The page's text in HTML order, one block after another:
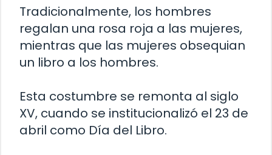
Tradicionalmente, los hombres
regalan una rosa roja a las mujeres,
mientras que las mujeres obsequian
un libro a los hombres.
Esta costumbre se remonta al siglo
XV, cuando se institucionalizó el 23 de
abril como Día del Libro.